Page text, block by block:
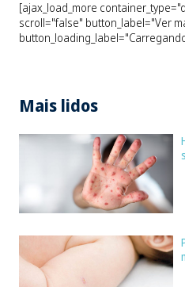
[ajax_load_more
scroll="false" button_label="Ver
Mais lidos